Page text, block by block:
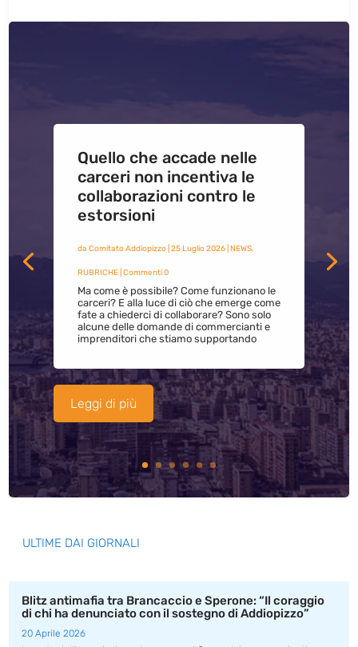
Quello che accade nelle
carceri non incentiva le
collaborazioni contro le
estorsioni
da Comitato Addiopizzo| 25 Luglio 2026| NEWS,
RUBRICHE| Commenti 0
Ma come è possibile? Come funzionano le
carceri? E alla luce di ciò che emerge come
fate a chiederci di collaborare? Sono solo
alcune delle domande di commercianti e
imprenditori che stiamo supportando
Leggi di più
ULTIME DAI GIORNALI
Blitz antimafia tra Brancaccio e Sperone: “Il coraggio
di chi ha denunciato con il sostegno di Addiopizzo”
20 Aprile 2026